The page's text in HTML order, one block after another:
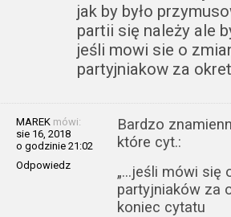
jak by było
partii się należy ale
jeśli mowi sie o
partyjniakow za
MAREK mówi:
sie 16, 2018
o godzinie 21:02
Odpowiedz
Bardzo
które cyt.:
„…jeśli mówi się
partyjniaków za
koniec cytatu